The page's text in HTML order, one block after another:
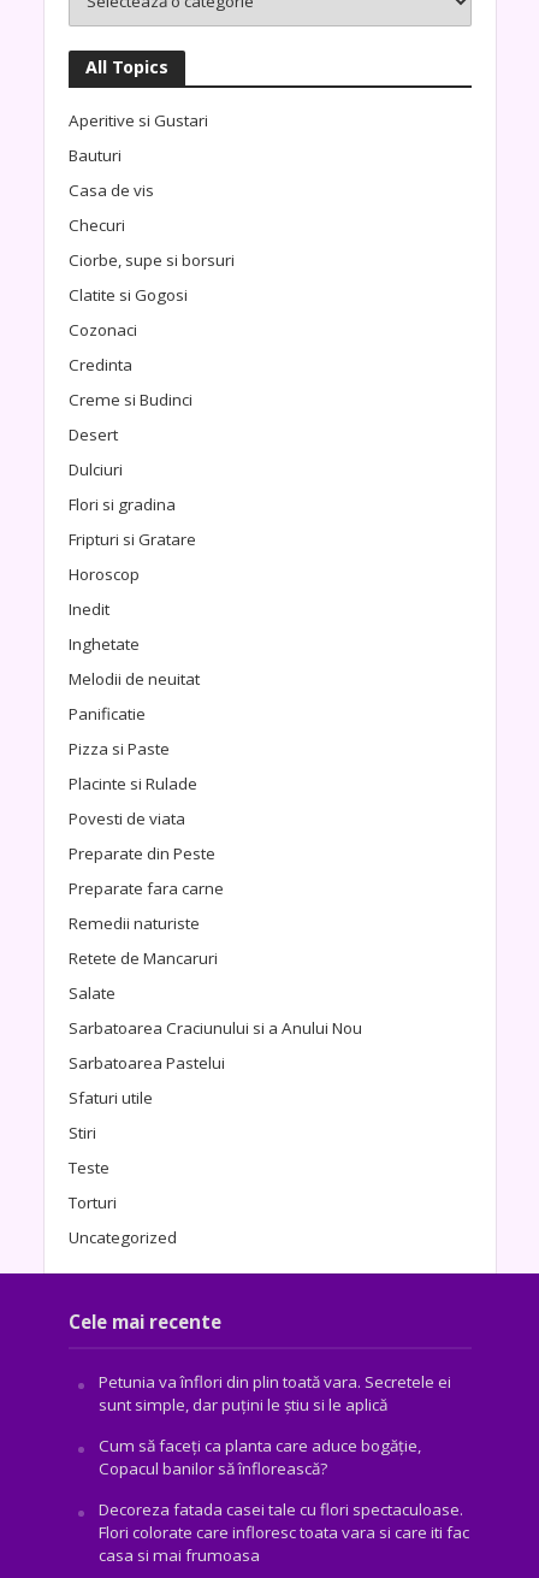
All Topics
Aperitive si Gustari
Bauturi
Casa de vis
Checuri
Ciorbe, supe si borsuri
Clatite si Gogosi
Cozonaci
Credinta
Creme si Budinci
Desert
Dulciuri
Flori si gradina
Fripturi si Gratare
Horoscop
Inedit
Inghetate
Melodii de neuitat
Panificatie
Pizza si Paste
Placinte si Rulade
Povesti de viata
Preparate din Peste
Preparate fara carne
Remedii naturiste
Retete de Mancaruri
Salate
Sarbatoarea Craciunului si a Anului Nou
Sarbatoarea Pastelui
Sfaturi utile
Stiri
Teste
Torturi
Uncategorized
Cele mai recente
Petunia va înflori din plin toată vara. Secretele ei
sunt simple, dar puțini le știu si le aplică
Cum să faceți ca planta care aduce bogăţie,
Copacul banilor să înflorească?
Decoreza fatada casei tale cu flori spectaculoase.
Flori colorate care infloresc toata vara si care iti fac
casa si mai frumoasa